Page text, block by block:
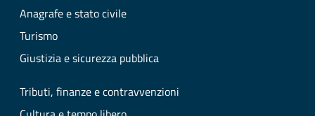
Anagrafe e stato civile
Turismo
Giustizia e sicurezza pubblica
Tributi, finanze e contravvenzioni